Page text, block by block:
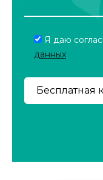
Я даю
данных